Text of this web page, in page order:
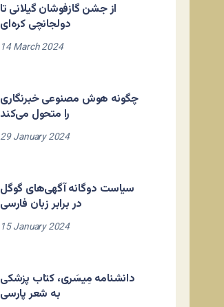
از جشن گازفوشان گیلانی تا
دولجانچی کره‌ای
14 March 2024
چگونه هوش مصنوعی خبرنگاری
را متحول می‌کند
29 January 2024
سیاست دوگانه آگهی‌های گوگل
در برابر زبان فارسی
15 January 2024
دانشنامه مِیسَری، کتاب پزشکی
به شعر پارسی